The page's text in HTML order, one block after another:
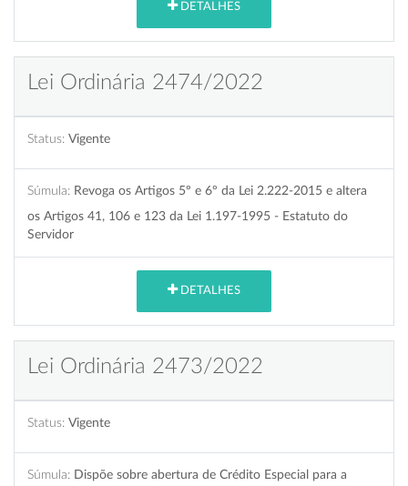
DETALHES
Lei Ordinária 2474/2022
Status: Vigente
Súmula: Revoga os Artigos 5º e 6º da Lei 2.222-2015 e altera
os Artigos 41, 106 e 123 da Lei 1.197-1995 - Estatuto do
Servidor
DETALHES
Lei Ordinária 2473/2022
Status: Vigente
Súmula: Dispõe sobre abertura de Crédito Especial para a